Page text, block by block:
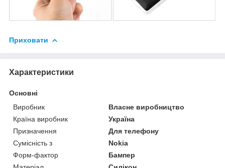
Приховати
Характеристики
Основні
Виробник
Власне виробництво
Країна виробник
Україна
Призначення
Для телефону
Сумісність з
Nokia
Форм-фактор
Бампер